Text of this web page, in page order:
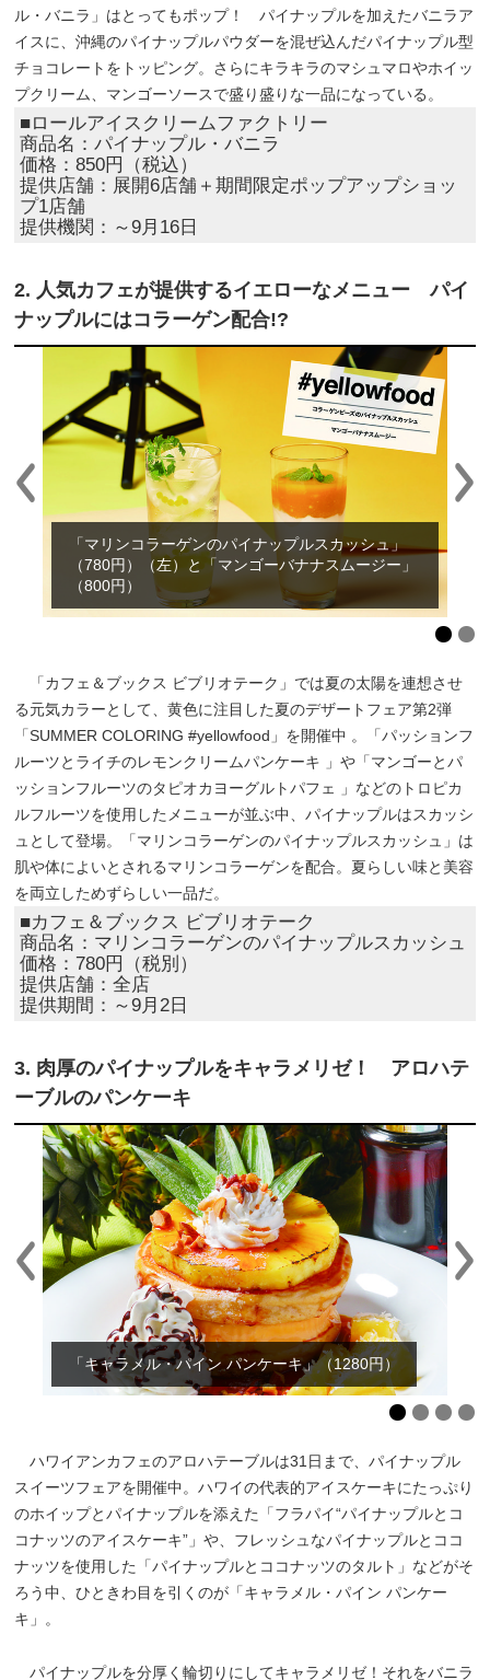
ル・バニラ」はとってもポップ！ パイナップルを加えたバニラア
イスに、沖縄のパイナップルパウダーを混ぜ込んだパイナップル型
チョコレートをトッピング。さらにキラキラのマシュマロやホイッ
プクリーム、マンゴーソースで盛り盛りな一品になっている。
■ロールアイスクリームファクトリー
商品名：パイナップル・バニラ
価格：850円（税込）
提供店舗：展開6店舗＋期間限定ポップアップショッ
プ1店舗
提供機関：～9月16日
2. 人気カフェが提供するイエローなメニュー パイ
ナップルにはコラーゲン配合!?
「マリンコラーゲンのパイナップルスカッシュ」
（780円）（左）と「マンゴーバナナスムージー」
（800円）
「カフェ＆ブックス ビブリオテーク」では夏の太陽を連想させ
る元気カラーとして、黄色に注目した夏のデザートフェア第2弾
「SUMMER COLORING #yellowfood」を開催中 。「パッションフ
ルーツとライチのレモンクリームパンケーキ 」や「マンゴーとパ
ッションフルーツのタピオカヨーグルトパフェ 」などのトロピカ
ルフルーツを使用したメニューが並ぶ中、パイナップルはスカッシ
ュとして登場。「マリンコラーゲンのパイナップルスカッシュ」は
肌や体によいとされるマリンコラーゲンを配合。夏らしい味と美容
を両立しためずらしい一品だ。
■カフェ＆ブックス ビブリオテーク
商品名：マリンコラーゲンのパイナップルスカッシュ
価格：780円（税別）
提供店舗：全店
提供期間：～9月2日
3. 肉厚のパイナップルをキャラメリゼ！ アロハテ
ーブルのパンケーキ
「キャラメル・パイン パンケーキ」（1280円）
ハワイアンカフェのアロハテーブルは31日まで、パイナップル
スイーツフェアを開催中。ハワイの代表的アイスケーキにたっぷり
のホイップとパイナップルを添えた「フラパイ“パイナップルとコ
コナッツのアイスケーキ”」や、フレッシュなパイナップルとココ
ナッツを使用した「パイナップルとココナッツのタルト」などがそ
ろう中、ひときわ目を引くのが「キャラメル・パイン パンケー
キ」。
パイナップルを分厚く輪切りにしてキャラメリゼ！それをバニラ